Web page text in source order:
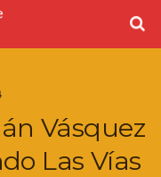
Vásquez
Las Vías